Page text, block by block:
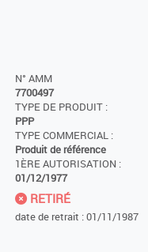
N° AMM
7700497
TYPE DE PRODUIT :
PPP
TYPE COMMERCIAL :
Produit de référence
1ÈRE AUTORISATION :
01/12/1977
RETIRÉ
date de retrait : 01/11/1987